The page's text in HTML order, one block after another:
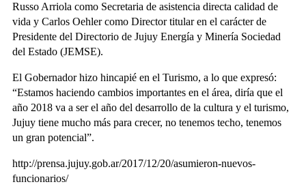
Russo Arriola como Secretaria de asistencia directa calidad de
vida y Carlos Oehler como Director titular en el carácter de
Presidente del Directorio de Jujuy Energía y Minería Sociedad
del Estado (JEMSE).
El Gobernador hizo hincapié en el Turismo, a lo que expresó:
“Estamos haciendo cambios importantes en el área, diría que el
año 2018 va a ser el año del desarrollo de la cultura y el turismo,
Jujuy tiene mucho más para crecer, no tenemos techo, tenemos
un gran potencial”.
http://prensa.jujuy.gob.ar/2017/12/20/asumieron-nuevos-
funcionarios/